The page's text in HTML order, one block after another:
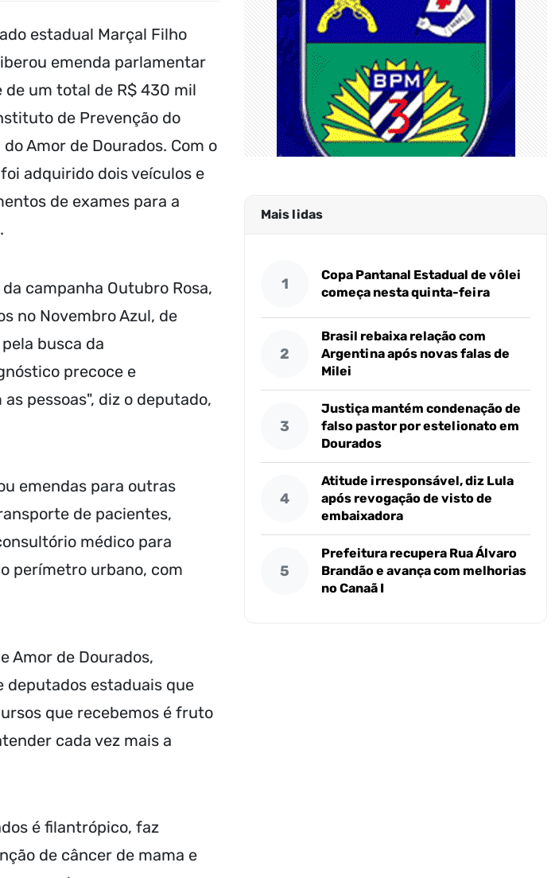
estadual Marçal Filho
emenda parlamentar
de um total de R$ 430 mil
de Prevenção do
Amor de Dourados. Com o
adquirido dois veículos e
de exames para a
da campanha Outubro Rosa,
no Novembro Azul, de
busca da
precoce e
pessoas", diz o deputado,
emendas para outras
de pacientes,
médico para
perímetro urbano, com
Amor de Dourados,
deputados estaduais que
que recebemos é fruto
cada vez mais a
é filantrópico, faz
de câncer de mama e
Mais lidas
1
Copa Pantanal Estadual de vôlei
começa nesta quinta-feira
2
Brasil rebaixa relação com
Argentina após novas falas de
Milei
3
Justiça mantém condenação de
falso pastor por estelionato em
Dourados
4
Atitude irresponsável, diz Lula
após revogação de visto de
embaixadora
5
Prefeitura recupera Rua Álvaro
Brandão e avança com melhorias
no Canaã I